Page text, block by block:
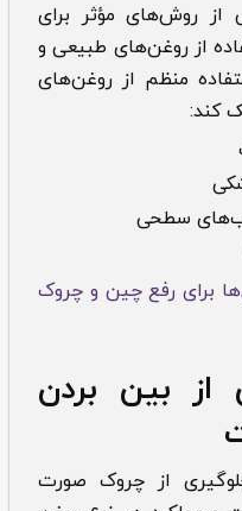
از روش‌های مؤثر برای
از روغن‌های طبیعی و
منظم از روغن‌های
کند:
سطحی
برای رفع چین و چروک
از بین بردن
از چروک صورت